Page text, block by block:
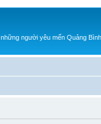
người yêu mến Quảng Bình